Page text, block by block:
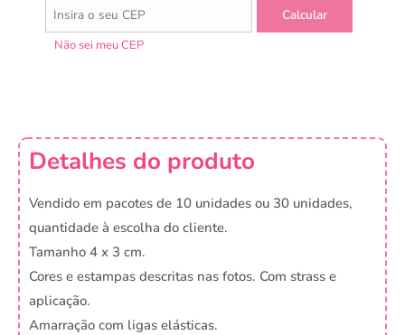
Não sei meu CEP
Detalhes do produto
Vendido em pacotes de 10 unidades ou 30 unidades,
quantidade à escolha do cliente.
Tamanho 4 x 3 cm.
Cores e estampas descritas nas fotos. Com strass e
aplicação.
Amarração com ligas elásticas.